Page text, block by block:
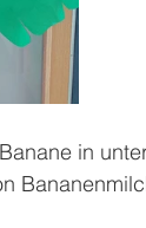
in